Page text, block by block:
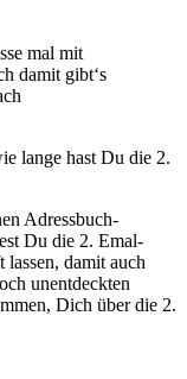
mal mit
damit gibt‘s
lange hast Du die 2.
Adressbuch-
Du die 2. Emal-
lassen, damit auch
unentdeckten
Dich über die 2.